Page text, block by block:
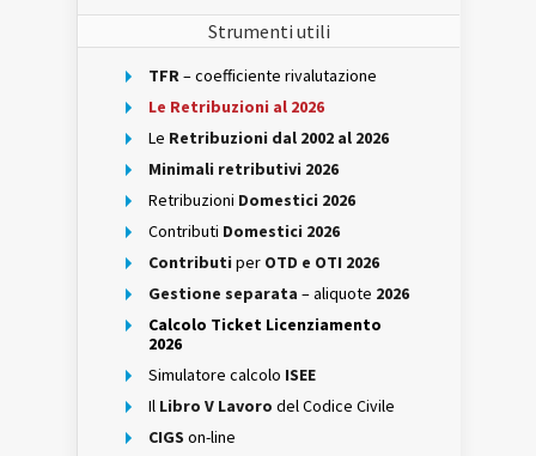
Strumenti utili
TFR– coefficiente rivalutazione
Le Retribuzioni al 2026
Le Retribuzioni dal 2002 al 2026
Minimali retributivi 2026
Retribuzioni Domestici 2026
Contributi Domestici 2026
Contributi per OTD e OTI 2026
Gestione separata – aliquote 2026
Calcolo Ticket Licenziamento
2026
Simulatore calcolo ISEE
Il Libro V Lavoro del Codice Civile
CIGS on-line